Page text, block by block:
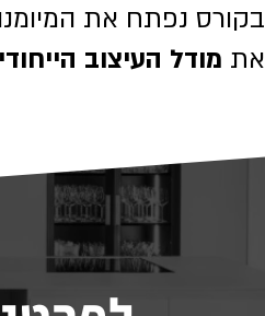
בקורס נפתח את
את מודל העיצוב